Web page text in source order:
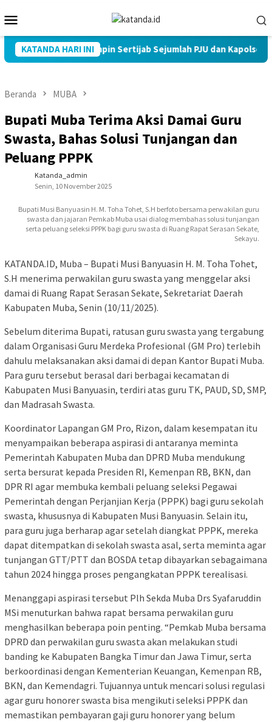
ke
kontenMobile
KATANDA HARI INI
Kapolres Muba Pimpin Sertijab Sejumlah PJU dan Kapolsek
Beranda MUBA
Bupati Muba Terima Aksi Damai Guru
Swasta, Bahas Solusi Tunjangan dan
Peluang PPPK
Katanda_admin
Senin, 10 November 2025
Bupati Musi Banyuasin H. M. Toha Tohet, S.H berfoto bersama perwakilan guru
swasta dan jajaran Pemkab Muba usai dialog membahas solusi tunjangan
serta peluang seleksi PPPK bagi guru swasta di Ruang Rapat Serasan Sekate,
Sekayu.
KATANDA.ID, Muba – Bupati Musi Banyuasin H. M. Toha Tohet,
S.H menerima perwakilan guru swasta yang menggelar aksi
damai di Ruang Rapat Serasan Sekate, Sekretariat Daerah
Kabupaten Muba, Senin (10/11/2025).
Sebelum diterima Bupati, ratusan guru swasta yang tergabung
dalam Organisasi Guru Merdeka Profesional (GM Pro) terlebih
dahulu melaksanakan aksi damai di depan Kantor Bupati Muba.
Para guru tersebut berasal dari berbagai kecamatan di
Kabupaten Musi Banyuasin, terdiri atas guru TK, PAUD, SD, SMP,
dan Madrasah Swasta.
Koordinator Lapangan GM Pro, Rizon, dalam kesempatan itu
menyampaikan beberapa aspirasi di antaranya meminta
Pemerintah Kabupaten Muba dan DPRD Muba mendukung
serta bersurat kepada Presiden RI, Kemenpan RB, BKN, dan
DPR RI agar membuka kembali peluang seleksi Pegawai
Pemerintah dengan Perjanjian Kerja (PPPK) bagi guru sekolah
swasta, khususnya di Kabupaten Musi Banyuasin. Selain itu,
para guru juga berharap agar setelah diangkat PPPK, mereka
dapat ditempatkan di sekolah swasta asal, serta meminta agar
tunjangan GTT/PTT dan BOSDA tetap dibayarkan sebagaimana
tahun 2024 hingga proses pengangkatan PPPK terealisasi.
Menanggapi aspirasi tersebut Plh Sekda Muba Drs Syafaruddin
MSi menuturkan bahwa rapat bersama perwakilan guru
menghasilkan beberapa poin penting. “Pemkab Muba bersama
DPRD dan perwakilan guru swasta akan melakukan studi
banding ke Kabupaten Bangka Timur dan Jawa Timur, serta
berkoordinasi dengan Kementerian Keuangan, Kemenpan RB,
BKN, dan Kemendagri. Tujuannya untuk mencari solusi regulasi
agar guru honorer swasta bisa mengikuti seleksi PPPK dan
memastikan pembayaran gaji guru honorer yang belum